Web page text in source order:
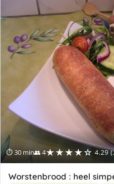
⏱ 30 min👥 4★★★★☆ 4.29
Worstenbrood : heel